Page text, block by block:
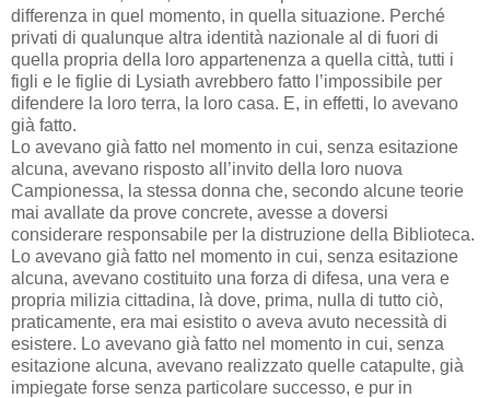
differenza in quel momento, in quella situazione. Perché
privati di qualunque altra identità nazionale al di fuori di
quella propria della loro appartenenza a quella città, tutti i
figli e le figlie di Lysiath avrebbero fatto l’impossibile per
difendere la loro terra, la loro casa. E, in effetti, lo avevano
già fatto.
Lo avevano già fatto nel momento in cui, senza esitazione
alcuna, avevano risposto all’invito della loro nuova
Campionessa, la stessa donna che, secondo alcune teorie
mai avallate da prove concrete, avesse a doversi
considerare responsabile per la distruzione della Biblioteca.
Lo avevano già fatto nel momento in cui, senza esitazione
alcuna, avevano costituito una forza di difesa, una vera e
propria milizia cittadina, là dove, prima, nulla di tutto ciò,
praticamente, era mai esistito o aveva avuto necessità di
esistere. Lo avevano già fatto nel momento in cui, senza
esitazione alcuna, avevano realizzato quelle catapulte, già
impiegate forse senza particolare successo, e pur in